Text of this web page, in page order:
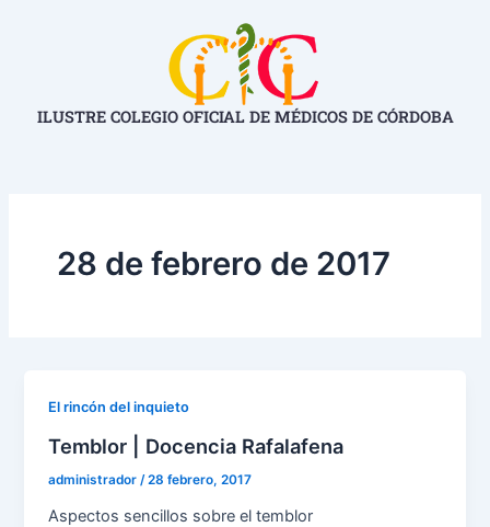
ILUSTRE COLEGIO OFICIAL DE MÉDICOS DE CÓRDOBA
28 de febrero de 2017
El rincón del inquieto
Temblor | Docencia Rafalafena
administrador/28 febrero, 2017
Aspectos sencillos sobre el temblor